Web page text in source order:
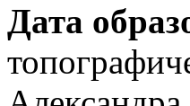
Дата